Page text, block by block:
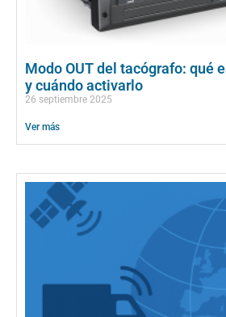
Modo OUT del tacógrafo: qué
y cuándo activarlo
26 septiembre 2025
Ver más